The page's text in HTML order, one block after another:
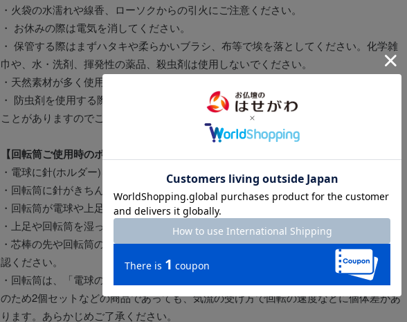
・火袋の水濡れや線香、ローソクからの引火にご注意ください。
・ お休みの際は電気を消してください。
・ 保管する際はまずハタキや柔らかいブラシ、布等で埃を落としてください。化学雑
巾や、水・洗剤、揮発性の薬品、殺虫剤は使用しないでください。
・天然素材が多く使用されていますので、虫食いにご注意ください。
・ 防虫剤を使用する際は提灯用のものをご用意ください。入れすぎるとかえって傷む
ことがありますのでご注意ください。
【回転筒ご使用時のポイント】
・電球に針(ホルダー)を垂直に取り付けてください。
・回転筒に針がきちんとはまっているか確認し、水平に置いてください。
・回転筒が電球や上足と接触していないかご確認ください。
・上足や回転筒を湿った布で拭き、静電気の発生を抑えてください。
・芯棒の先や回転筒の針を受け止めるガラス部分にゴミなどが付着していないかご確
認ください。
・回転筒は、「電球の熱で生じる上昇気流によって回転する」という仕組みです。そ
のため2個セットなどの商品であっても、気流の受け方で回転の速度などに個体差があ
ります。あらかじめご了承ください。